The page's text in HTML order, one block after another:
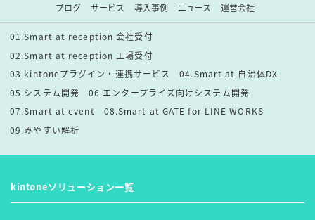
ブログ
サービス 導入事例 ニュース 運営会社
01.Smart at reception 会社受付
02.Smart at reception 工場受付
03.kintoneプラグイン・連携サービス
04.Smart at 自治体DX
05.システム開発
06.エンタープライズ向けシステム開発
07.Smart at event
08.Smart at GATE for LINE WORKS
09.みやすい解析
kintoneソリューション一覧